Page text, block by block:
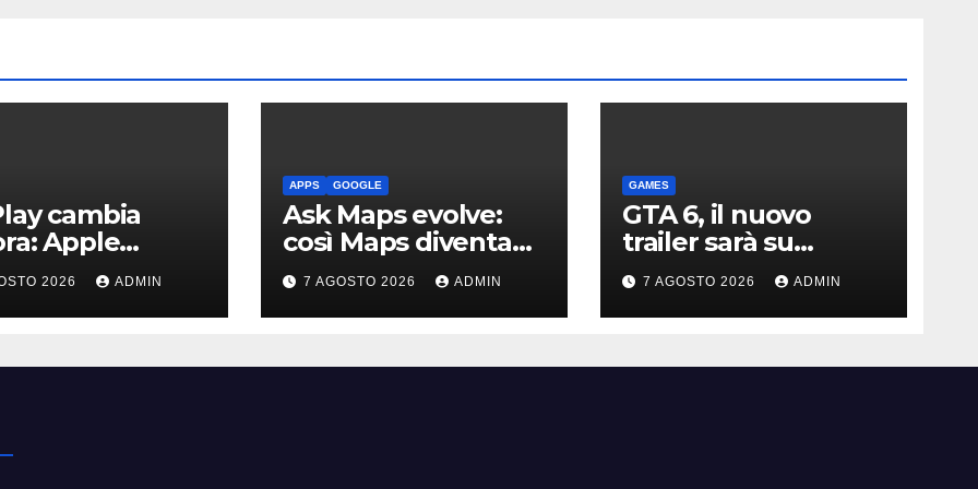
cambia
Apple
Musica e
in auto
2026 ADMIN
APPS GOOGLE
Ask Maps evolve:
così Maps diventa
più intelligente
grazie a Gemini
7 AGOSTO 2026 ADMIN
GAMES
GTA 6, il nuovo
trailer sarà su
Netflix: data e ora. E
scoppia la polemica
7 AGOSTO 2026 ADMIN